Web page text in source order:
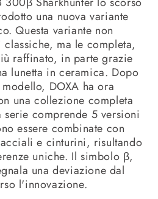
una nuova variante
Questa variante non
ma le completa,
raffinato, in parte grazie
lunetta in ceramica. Dopo
DOXA ha ora
una collezione completa
comprende 5 versioni
essere combinate con
e cinturini, risultando
uniche. Il simbolo β,
una deviazione dal
l'innovazione.